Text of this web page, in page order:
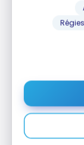
l’idée de
fait pas peur,
est le
10
référer